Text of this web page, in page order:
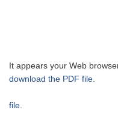
It appears your Web
download the PDF file.
file.